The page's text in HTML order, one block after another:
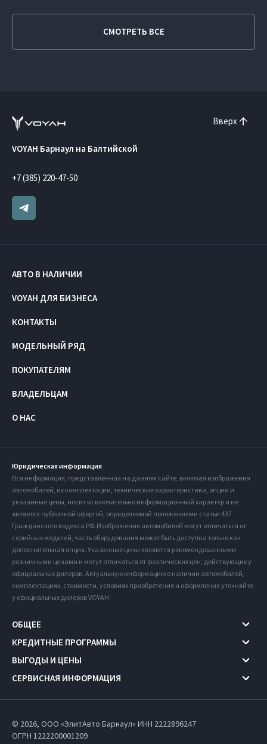
СМОТРЕТЬ ВСЕ
Вверх
VOYAH Барнаул на Балтийской
+7 (385) 220-47-50
АВТО В НАЛИЧИИ
VOYAH ДЛЯ БИЗНЕСА
КОНТАКТЫ
МОДЕЛЬНЫЙ РЯД
ПОКУПАТЕЛЯМ
ВЛАДЕЛЬЦАМ
О НАС
Юридическая информация
Вся информация, представленная на данном сайте, включая изображения
автомобилей, их комплектации, технические характеристики, опции и
указанные цены, носит исключительно информационный характер и не
является публичной офертой, определяемой положениями статьи 437
Гражданского кодекса РФ. Изображения автомобилей могут отличаться от
серийных моделей, часть оборудования может быть доступна только как
дополнительная опция. Указанные цены являются рекомендованными
розничными ценами и могут отличаться от фактических цен, действующих у
официальных дилеров. Актуальную информацию о наличии автомобилей,
комплектациях, стоимости, условиях приобретения и оформления уточняйте
у официальных дилеров VOYAH.
ОБЩЕЕ
КРЕДИТНЫЕ ПРОГРАММЫ
ВЫГОДЫ И ЦЕНЫ
СЕРВИСНАЯ ИНФОРМАЦИЯ
© 2026, ООО «ЭлитАвто Барнаул» ИНН 2222896247
ОГРН 1222200001209